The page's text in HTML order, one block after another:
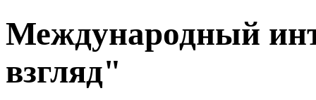
Международный
взгляд"